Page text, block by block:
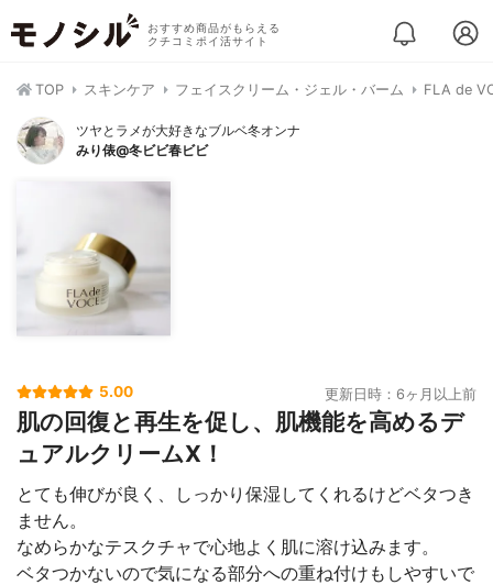
おすすめ商品がもらえる
クチコミポイ活サイト
TOP スキンケア フェイスクリーム・ジェル・バーム FLA de
ツヤとラメが大好きなブルベ冬オンナ
みり俵@冬ビビ春ビビ
5.00 更新日時：6ヶ月以上前
肌の回復と再生を促し、肌機能を高めるデ
ュアルクリームX！
とても伸びが良く、しっかり保湿してくれるけどベタつき
ません。
なめらかなテスクチャで心地よく肌に溶け込みます。
ベタつかないので気になる部分への重ね付けもしやすいで